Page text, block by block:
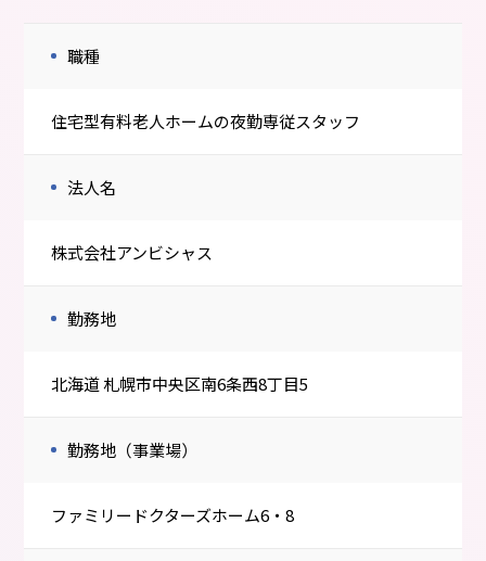
職種
住宅型有料老人ホームの夜勤専従スタッフ
法人名
株式会社アンビシャス
勤務地
北海道 札幌市中央区南6条西8丁目5
勤務地（事業場）
ファミリードクターズホーム6・8